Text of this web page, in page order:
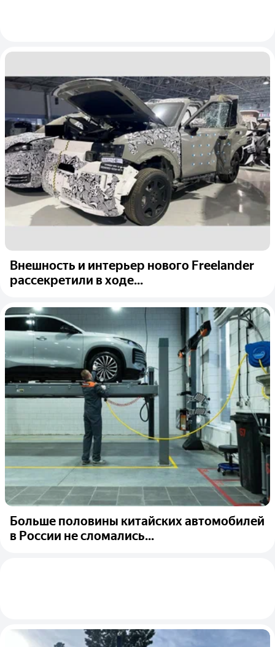
Внешность и интерьер нового Freelander
рассекретили в ходе...
Больше половины китайских автомобилей
в России не сломались...